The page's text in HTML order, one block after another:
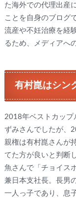
た海外での代理出産
ことを自身のブログ
流産や不妊治療を経
るため、メディアへ
有村崑はシン
2018年ベストカップ
ずみさんでしたが、
親権は有村崑さんが
てた方が良いと判断
魚さんで「チョイス
兼日本支社長。長男
一人っ子であり、息